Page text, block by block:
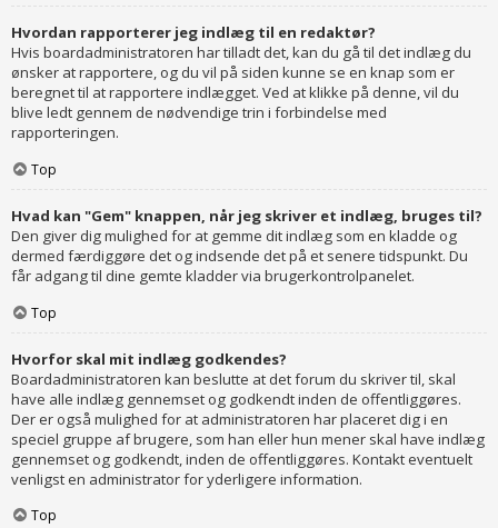
Hvordan rapporterer jeg indlæg til en redaktør?
Hvis boardadministratoren har tilladt det, kan du gå til det indlæg du
ønsker at rapportere, og du vil på siden kunne se en knap som er
beregnet til at rapportere indlægget. Ved at klikke på denne, vil du
blive ledt gennem de nødvendige trin i forbindelse med
rapporteringen.
Top
Hvad kan "Gem" knappen, når jeg skriver et indlæg, bruges til?
Den giver dig mulighed for at gemme dit indlæg som en kladde og
dermed færdiggøre det og indsende det på et senere tidspunkt. Du
får adgang til dine gemte kladder via brugerkontrolpanelet.
Top
Hvorfor skal mit indlæg godkendes?
Boardadministratoren kan beslutte at det forum du skriver til, skal
have alle indlæg gennemset og godkendt inden de offentliggøres.
Der er også mulighed for at administratoren har placeret dig i en
speciel gruppe af brugere, som han eller hun mener skal have indlæg
gennemset og godkendt, inden de offentliggøres. Kontakt eventuelt
venligst en administrator for yderligere information.
Top